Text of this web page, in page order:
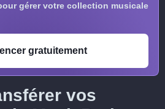
gérer votre collection musicale
gratuitement
vos